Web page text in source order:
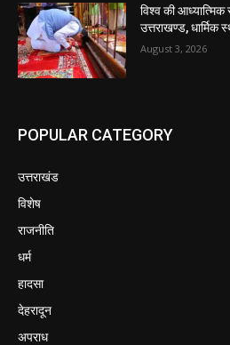
विश्व की आध्यात्मिक
उत्तराखण्ड, धार्मिक
August 3, 2026
POPULAR CATEGORY
उत्तराखंड
विशेष
राजनीति
धर्म
हादसा
देहरादून
अपराध